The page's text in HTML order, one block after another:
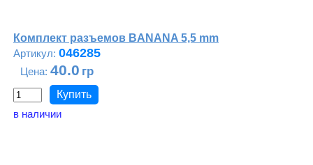
Комплект разъемов BANANA 5,5 mm
046285
40.0
в наличии